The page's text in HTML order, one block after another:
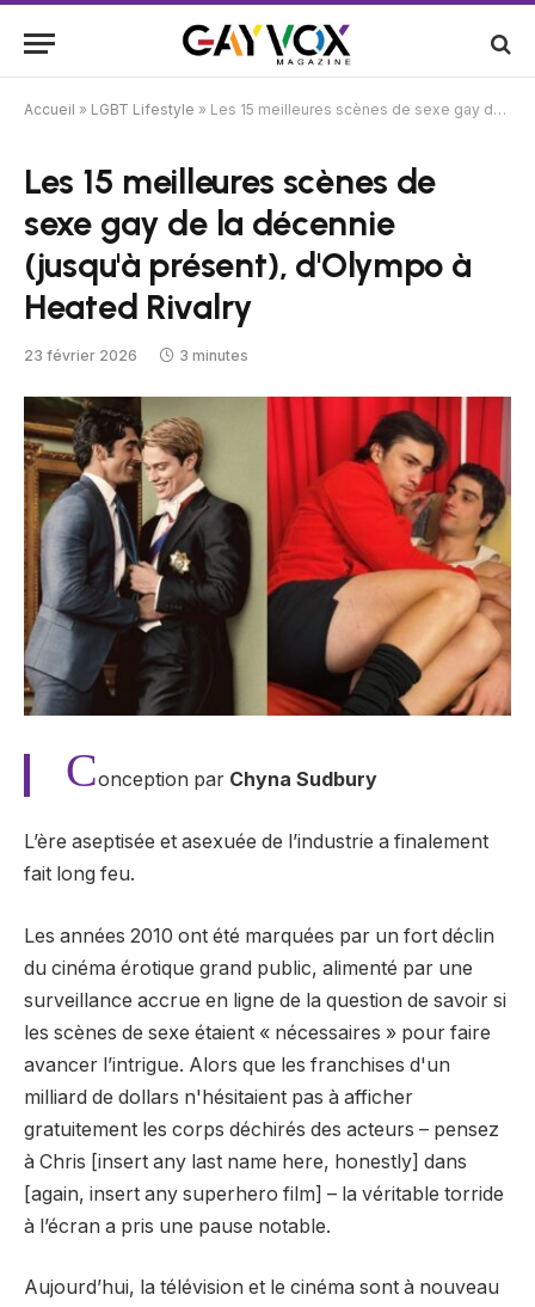
Accueil » LGBT Lifestyle » Les 15 meilleures scènes de sexe gay de la décennie (jusqu'à présent), d'Olympo à Heated Rivalry
Les 15 meilleures scènes de
sexe gay de la décennie
(jusqu'à présent), d'Olympo à
Heated Rivalry
23 février 2026 3 minutes
Conception par Chyna Sudbury
L’ère aseptisée et asexuée de l’industrie a finalement
fait long feu.
Les années 2010 ont été marquées par un fort déclin
du cinéma érotique grand public, alimenté par une
surveillance accrue en ligne de la question de savoir si
les scènes de sexe étaient « nécessaires » pour faire
avancer l’intrigue. Alors que les franchises d'un
milliard de dollars n'hésitaient pas à afficher
gratuitement les corps déchirés des acteurs – pensez
à Chris [insert any last name here, honestly] dans
[again, insert any superhero film] – la véritable torride
à l’écran a pris une pause notable.
Aujourd’hui, la télévision et le cinéma sont à nouveau